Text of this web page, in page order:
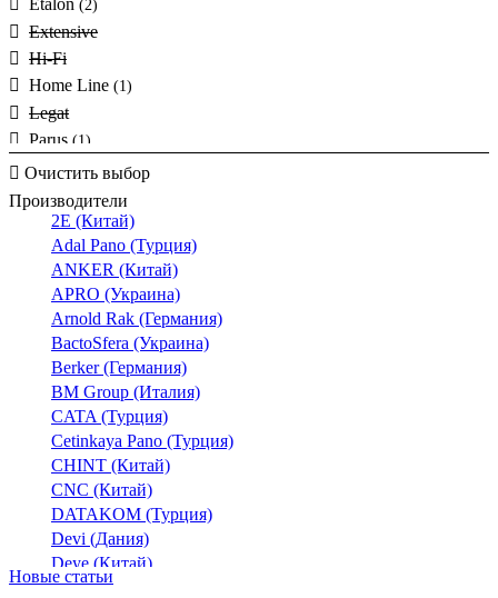
33
34
36
37
40
48
50
52
190
350
550
580
650
101,4
105,6
11,7
(2)
Extensive
Hi-Fi
Home Line (1)
Legat
Parus (1)
Prime
Prostor(1)
Smart (2)
WMV
СНИ
СНПТО(10)
СНПТОр
СНПТТ
СНР
Очистить выбор
Производители
2E (Китай)
Adal Pano (Турция)
ANKER (Китай)
APRO (Украина)
Arnold Rak (Германия)
BactoSfera (Украина)
Berker (Германия)
BM Group (Италия)
CATA (Турция)
Cetinkaya Pano (Турция)
CHINT (Китай)
CNC (Китай)
DATAKOM (Турция)
Devi (Дания)
Deye (Китай)
DigiTop (Украина)
Новые статьи